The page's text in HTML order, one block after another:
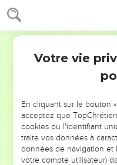
NE MANQUEZ
DE
ET SI LEURS
Votre vie
En cliquant sur le bouton
acceptez que
cookies ou l'identifiant
traite vos données à
données de navigation et
votre compte utilisateur)